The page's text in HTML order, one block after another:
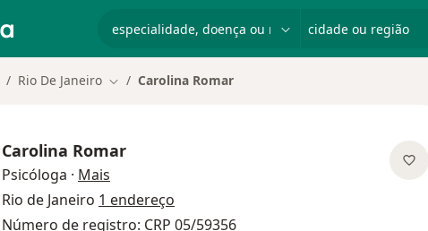
Rio De Janeiro Mudar de cidade
Carolina Romar
Carolina Romar
Psicóloga · Mais
Rio de Janeiro 1 endereço
Número de registro: CRP 05/59356